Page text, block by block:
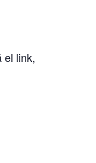
el link,